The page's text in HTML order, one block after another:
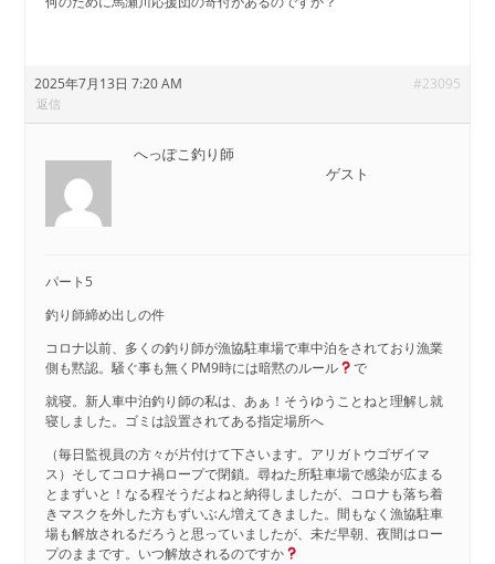
2025年7月13日 7:20 AM #23095
返信
へっぽこ釣り師
ゲスト
パート5
釣り師締め出しの件
コロナ以前、多くの釣り師が漁協駐車場で車中泊をされており漁業
側も黙認。騒ぐ事も無くPM9時には暗黙のルール
で
就寝。新人車中泊釣り師の私は、あぁ！そうゆうことねと理解し就
寝しました。ゴミは設置されてある指定場所へ
（毎日監視員の方々が片付けて下さいます。アリガトウゴザイマ
ス）そしてコロナ禍ロープで閉鎖。尋ねた所駐車場で感染が広まる
とまずいと！なる程そうだよねと納得しましたが、コロナも落ち着
きマスクを外した方もずいぶん増えてきました。間もなく漁協駐車
場も解放されるだろうと思っていましたが、未だ早朝、夜間はロー
プのままです。いつ解放されるのですか